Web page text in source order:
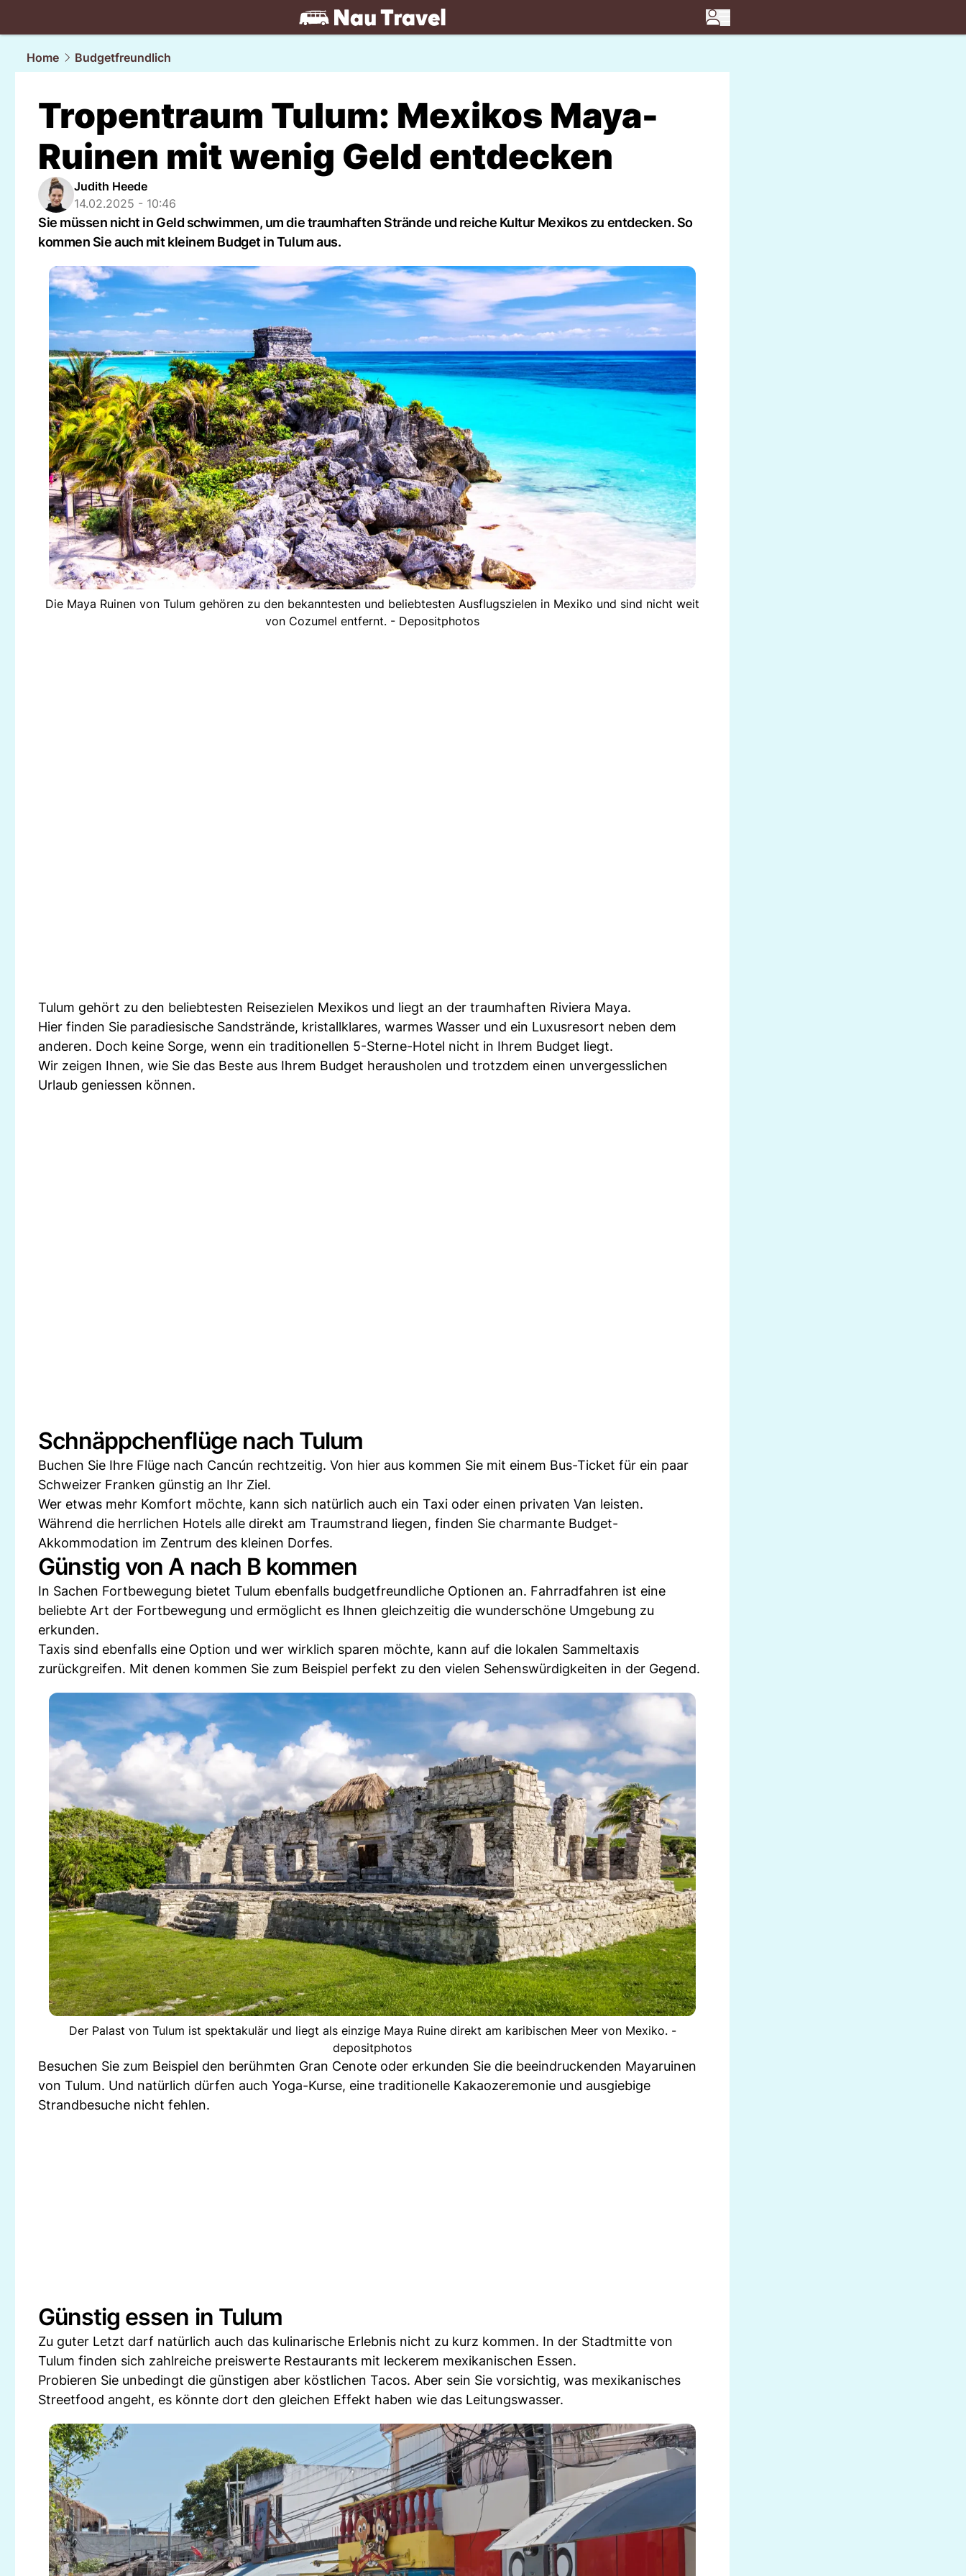
travel.NAU.ch
Home
Budgetfreundlich
Tropentraum Tulum: Mexikos Maya-
Ruinen mit wenig Geld entdecken
Judith Heede
14.02.2025 - 10:46
Sie müssen nicht in Geld schwimmen, um die traumhaften Strände und reiche Kultur Mexikos zu entdecken. So
kommen Sie auch mit kleinem Budget in Tulum aus.
Die Maya Ruinen von Tulum gehören zu den bekanntesten und beliebtesten Ausflugszielen in Mexiko und sind nicht weit
von Cozumel entfernt. - Depositphotos
Tulum gehört zu den beliebtesten Reisezielen Mexikos und liegt an der traumhaften Riviera Maya.
Hier finden Sie paradiesische Sandstrände, kristallklares, warmes Wasser und ein Luxusresort neben dem
anderen. Doch keine Sorge, wenn ein traditionellen 5-Sterne-Hotel nicht in Ihrem Budget liegt.
Wir zeigen Ihnen, wie Sie das Beste aus Ihrem Budget herausholen und trotzdem einen unvergesslichen
Urlaub geniessen können.
Schnäppchenflüge nach Tulum
Buchen Sie Ihre Flüge nach Cancún rechtzeitig. Von hier aus kommen Sie mit einem Bus-Ticket für ein paar
Schweizer Franken günstig an Ihr Ziel.
Wer etwas mehr Komfort möchte, kann sich natürlich auch ein Taxi oder einen privaten Van leisten.
Während die herrlichen Hotels alle direkt am Traumstrand liegen, finden Sie charmante Budget-
Akkommodation im Zentrum des kleinen Dorfes.
Günstig von A nach B kommen
In Sachen Fortbewegung bietet Tulum ebenfalls budgetfreundliche Optionen an. Fahrradfahren ist eine
beliebte Art der Fortbewegung und ermöglicht es Ihnen gleichzeitig die wunderschöne Umgebung zu
erkunden.
Taxis sind ebenfalls eine Option und wer wirklich sparen möchte, kann auf die lokalen Sammeltaxis
zurückgreifen. Mit denen kommen Sie zum Beispiel perfekt zu den vielen Sehenswürdigkeiten in der Gegend.
Der Palast von Tulum ist spektakulär und liegt als einzige Maya Ruine direkt am karibischen Meer von Mexiko. -
depositphotos
Besuchen Sie zum Beispiel den berühmten Gran Cenote oder erkunden Sie die beeindruckenden Mayaruinen
von Tulum. Und natürlich dürfen auch Yoga-Kurse, eine traditionelle Kakaozeremonie und ausgiebige
Strandbesuche nicht fehlen.
Günstig essen in Tulum
Zu guter Letzt darf natürlich auch das kulinarische Erlebnis nicht zu kurz kommen. In der Stadtmitte von
Tulum finden sich zahlreiche preiswerte Restaurants mit leckerem mexikanischen Essen.
Probieren Sie unbedingt die günstigen aber köstlichen Tacos. Aber sein Sie vorsichtig, was mexikanisches
Streetfood angeht, es könnte dort den gleichen Effekt haben wie das Leitungswasser.